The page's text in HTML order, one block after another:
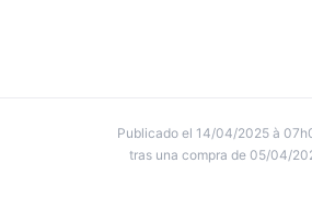
Publicado el 14/04/2025 à
tras una compra de 05/04/